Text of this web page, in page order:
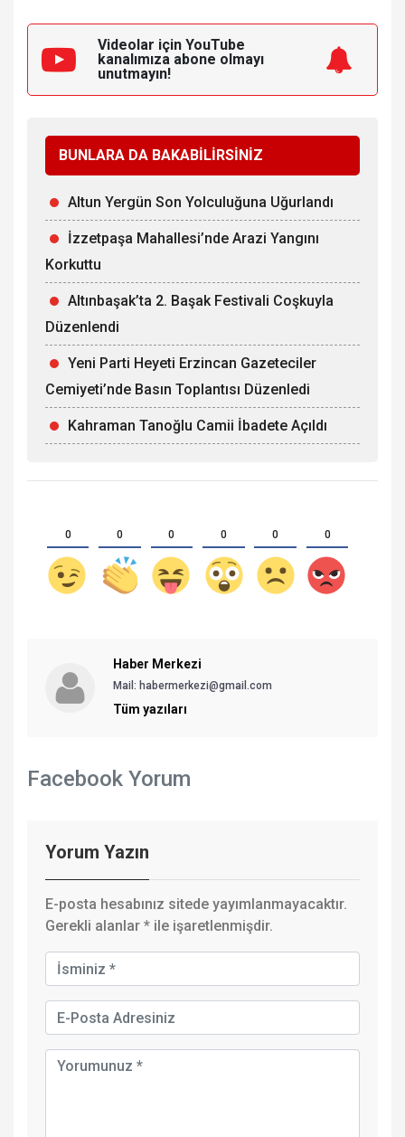
Videolar için YouTube
kanalımıza abone olmayı
unutmayın!
BUNLARA DA BAKABİLİRSİNİZ
Altun Yergün Son Yolculuğuna Uğurlandı
İzzetpaşa Mahallesi’nde Arazi Yangını
Korkuttu
Altınbaşak’ta 2. Başak Festivali Coşkuyla
Düzenlendi
Yeni Parti Heyeti Erzincan Gazeteciler
Cemiyeti’nde Basın Toplantısı Düzenledi
Kahraman Tanoğlu Camii İbadete Açıldı
0 0 0 0 0 0
Haber Merkezi
Mail: habermerkezi@gmail.com
Tüm yazıları
Facebook Yorum
Yorum Yazın
E-posta hesabınız sitede yayımlanmayacaktır.
Gerekli alanlar * ile işaretlenmişdir.